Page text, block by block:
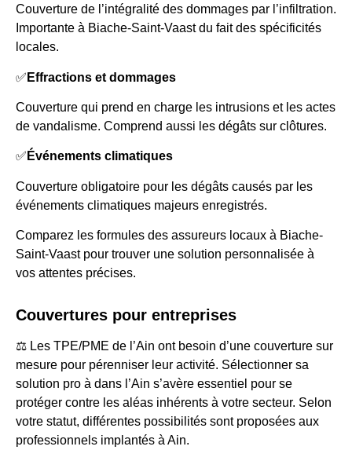
Couverture de l’intégralité des dommages par l’infiltration.
Importante à Biache-Saint-Vaast du fait des spécificités
locales.
✅ Effractions et dommages
Couverture qui prend en charge les intrusions et les actes
de vandalisme. Comprend aussi les dégâts sur clôtures.
✅ Événements climatiques
Couverture obligatoire pour les dégâts causés par les
événements climatiques majeurs enregistrés.
Comparez les formules des assureurs locaux à Biache-
Saint-Vaast pour trouver une solution personnalisée à
vos attentes précises.
Couvertures pour entreprises
⚖️ Les TPE/PME de l’Ain ont besoin d’une couverture sur
mesure pour pérenniser leur activité. Sélectionner sa
solution pro à dans l’Ain s’avère essentiel pour se
protéger contre les aléas inhérents à votre secteur. Selon
votre statut, différentes possibilités sont proposées aux
professionnels implantés à Ain.